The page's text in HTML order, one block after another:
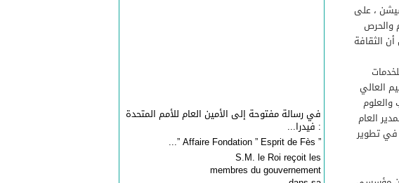
في رسالة مفتوحة إلى الأمين العام للأمم المتحدة
: فيدرا...
” Affaire Fondation ” Esprit de Fès ”...
S.M. le Roi reçoit les
membres du gouvernement
، على
والحرص
الثقافة
العالي
والعلوم
العام
35سنة ،وساهم ويساهم في تطوير